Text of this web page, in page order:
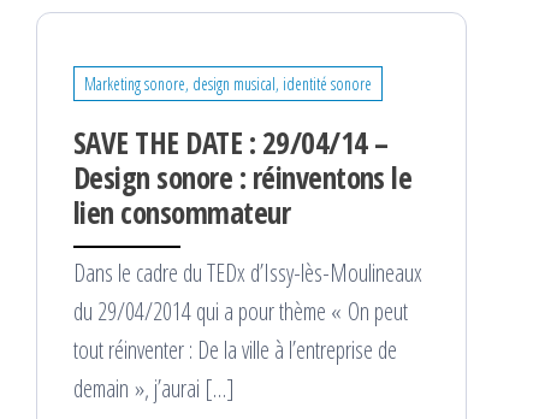
Marketing sonore, design musical, identité sonore
SAVE THE DATE : 29/04/14 –
Design sonore : réinventons le
lien consommateur
Dans le cadre du TEDx d’Issy-lès-Moulineaux
du 29/04/2014 qui a pour thème « On peut
tout réinventer : De la ville à l’entreprise de
demain », j’aurai […]